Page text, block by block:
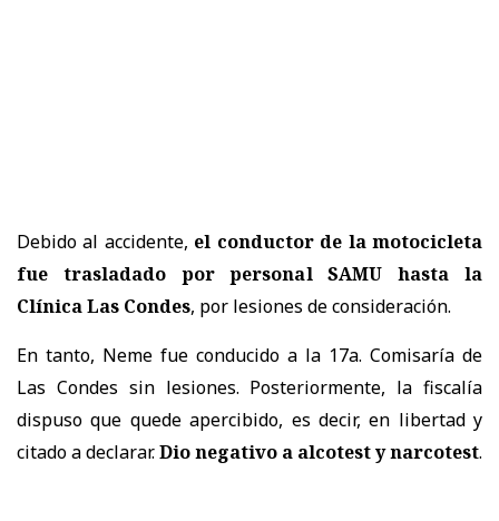
Debido al accidente, el conductor de la motocicleta
fue trasladado por personal SAMU hasta la
Clínica Las Condes, por lesiones de consideración.
En tanto, Neme fue conducido a la 17a. Comisaría de
Las Condes sin lesiones. Posteriormente, la fiscalía
dispuso que quede apercibido, es decir, en libertad y
citado a declarar.Dio negativo a alcotest y narcotest.